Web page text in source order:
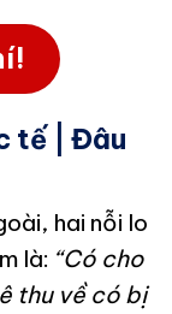
tế | Đâu
hai nỗi lo
là: “Có cho
thu về có bị